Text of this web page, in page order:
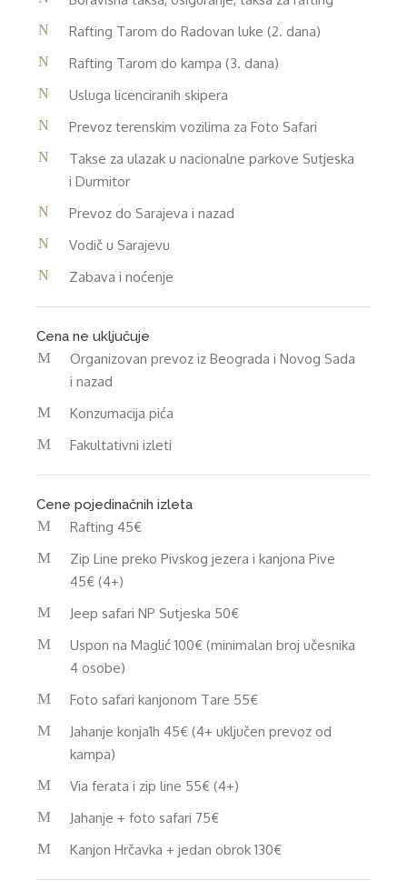
Rafting Tarom do Radovan luke (2. dana)
Rafting Tarom do kampa (3. dana)
Usluga licenciranih skipera
Prevoz terenskim vozilima za Foto Safari
Takse za ulazak u nacionalne parkove Sutjeska
i Durmitor
Prevoz do Sarajeva i nazad
Vodič u Sarajevu
Zabava i noćenje
Cena ne uključuje
Organizovan prevoz iz Beograda i Novog Sada
i nazad
Konzumacija pića
Fakultativni izleti
Cene pojedinačnih izleta
Rafting 45€
Zip Line preko Pivskog jezera i kanjona Pive
45€ (4+)
Jeep safari NP Sutjeska 50€
Uspon na Maglić 100€ (minimalan broj učesnika
4 osobe)
Foto safari kanjonom Tare 55€
Jahanje konja1h 45€ (4+ uključen prevoz od
kampa)
Via ferata i zip line 55€ (4+)
Jahanje + foto safari 75€
Kanjon Hrčavka + jedan obrok 130€